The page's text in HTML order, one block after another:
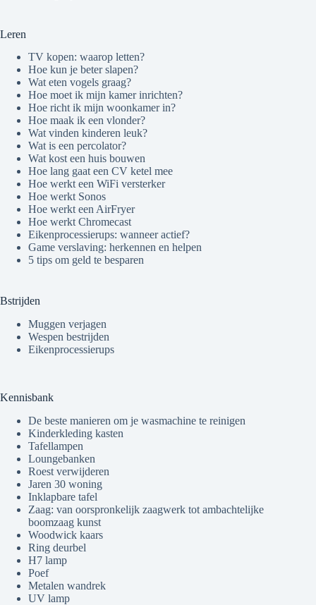
Leren
TV kopen: waarop letten?
Hoe kun je beter slapen?
Wat eten vogels graag?
Hoe moet ik mijn kamer inrichten?
Hoe richt ik mijn woonkamer in?
Hoe maak ik een vlonder?
Wat vinden kinderen leuk?
Wat is een percolator?
Wat kost een huis bouwen
Hoe lang gaat een CV ketel mee
Hoe werkt een WiFi versterker
Hoe werkt Sonos
Hoe werkt een AirFryer
Hoe werkt Chromecast
Eikenprocessierups: wanneer actief?
Game verslaving: herkennen en helpen
5 tips om geld te besparen
Bstrijden
Muggen verjagen
Wespen bestrijden
Eikenprocessierups
Kennisbank
De beste manieren om je wasmachine te reinigen
Kinderkleding kasten
Tafellampen
Loungebanken
Roest verwijderen
Jaren 30 woning
Inklapbare tafel
Zaag: van oorspronkelijk zaagwerk tot ambachtelijke
boomzaag kunst
Woodwick kaars
Ring deurbel
H7 lamp
Poef
Metalen wandrek
UV lamp